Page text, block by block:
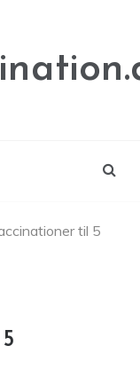
til 5